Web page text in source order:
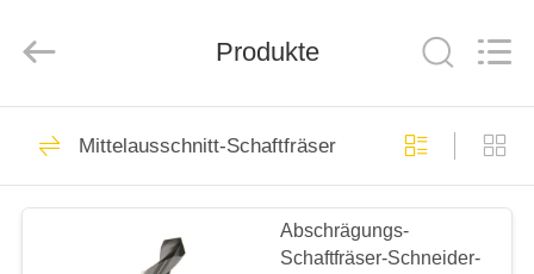
HAUS
PRODUKTE
Co.,Ltd.
Produkte
Mittelausschnitt-Schaftfräser
Abschrägungs-
Schaftfräser-Schneider-